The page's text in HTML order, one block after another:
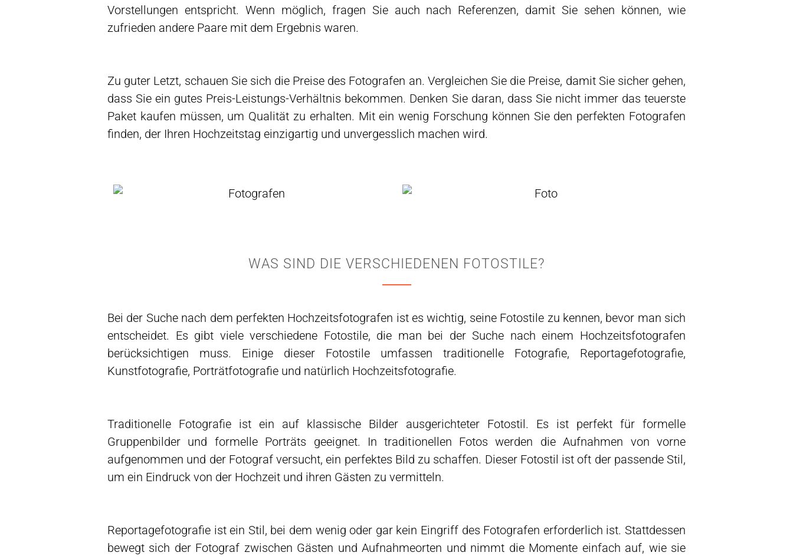
Vorstellungen entspricht. Wenn möglich, fragen Sie auch nach Referenzen, damit Sie sehen können, wie
zufrieden andere Paare mit dem Ergebnis waren.
Zu guter Letzt, schauen Sie sich die Preise des Fotografen an. Vergleichen Sie die Preise, damit Sie sicher gehen,
dass Sie ein gutes Preis-Leistungs-Verhältnis bekommen. Denken Sie daran, dass Sie nicht immer das teuerste
Paket kaufen müssen, um Qualität zu erhalten. Mit ein wenig Forschung können Sie den perfekten Fotografen
finden, der Ihren Hochzeitstag einzigartig und unvergesslich machen wird.
WAS SIND DIE VERSCHIEDENEN FOTOSTILE?
Bei der Suche nach dem perfekten Hochzeitsfotografen ist es wichtig, seine Fotostile zu kennen, bevor man sich
entscheidet. Es gibt viele verschiedene Fotostile, die man bei der Suche nach einem Hochzeitsfotografen
berücksichtigen muss. Einige dieser Fotostile umfassen traditionelle Fotografie, Reportagefotografie,
Kunstfotografie, Porträtfotografie und natürlich Hochzeitsfotografie.
Traditionelle Fotografie ist ein auf klassische Bilder ausgerichteter Fotostil. Es ist perfekt für formelle
Gruppenbilder und formelle Porträts geeignet. In traditionellen Fotos werden die Aufnahmen von vorne
aufgenommen und der Fotograf versucht, ein perfektes Bild zu schaffen. Dieser Fotostil ist oft der passende Stil,
um ein Eindruck von der Hochzeit und ihren Gästen zu vermitteln.
Reportagefotografie ist ein Stil, bei dem wenig oder gar kein Eingriff des Fotografen erforderlich ist. Stattdessen
bewegt sich der Fotograf zwischen Gästen und Aufnahmeorten und nimmt die Momente einfach auf, wie sie